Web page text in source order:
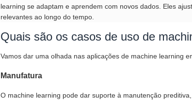
learning se adaptam e aprendem com novos dados. Eles
relevantes ao longo do tempo.
Quais são os casos de uso de
Vamos dar uma olhada nas aplicações de machine learning
Manufatura
O machine learning pode dar suporte à manutenção